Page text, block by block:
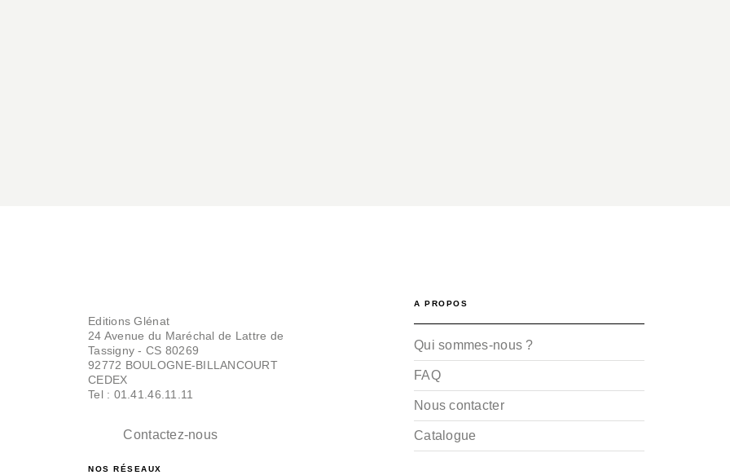
Editions Glénat
24 Avenue du Maréchal de Lattre de
Tassigny - CS 80269
92772 BOULOGNE-BILLANCOURT
CEDEX
Tel : 01.41.46.11.11
Contactez-nous
NOS RÉSEAUX
A PROPOS
Qui sommes-nous ?
FAQ
Nous contacter
Catalogue